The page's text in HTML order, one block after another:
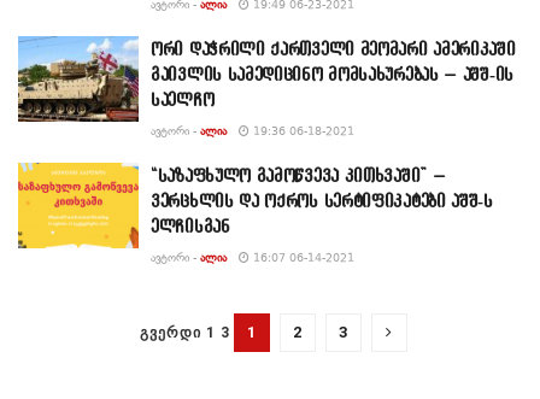
ᲐᲕᲢᲝᲠᲘ - ᲐᲚᲘᲐ 19:49 06-23-2021
ორი დაჭრილი ქართველი მეომარი ამერიკაში
გაივლის სამედიცინო მომსახურებას – აშშ-ის
საელჩო
ᲐᲕᲢᲝᲠᲘ - ᲐᲚᲘᲐ 19:36 06-18-2021
“საზაფხულო გამოწვევა კითხვაში” –
ვერცხლის და ოქროს სერტიფიკატები აშშ-ს
ელჩისგან
ᲐᲕᲢᲝᲠᲘ - ᲐᲚᲘᲐ 16:07 06-14-2021
ᲒᲕᲔᲠᲓᲘ 1 3 1 2 3